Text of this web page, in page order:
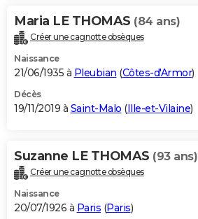
Maria LE THOMAS (84 ans)
Créer une cagnotte obsèques
Naissance
21/06/1935 à Pleubian (Côtes-d'Armor)
Décès
19/11/2019 à Saint-Malo (Ille-et-Vilaine)
Suzanne LE THOMAS (93 ans)
Créer une cagnotte obsèques
Naissance
20/07/1926 à Paris (Paris)